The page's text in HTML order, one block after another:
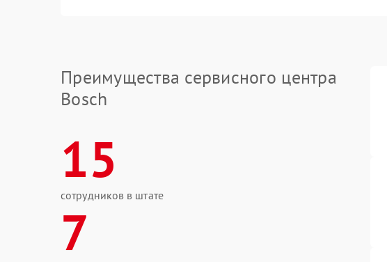
Преимущества сервисного центра
Bosch
15
сотрудников в штате
7